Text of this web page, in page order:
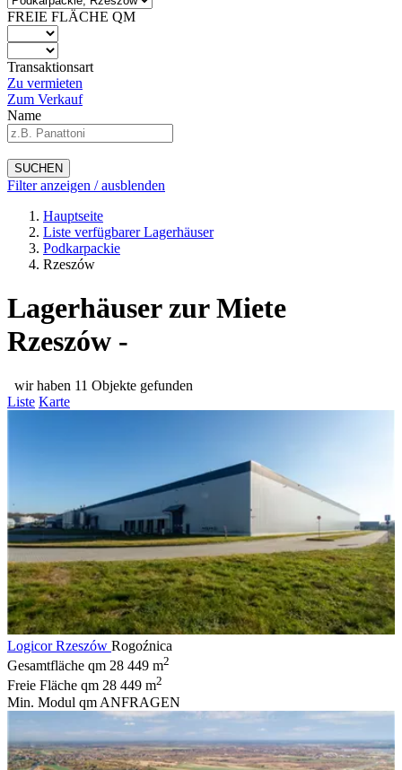
FREIE FLÄCHE QM
Transaktionsart
Zu vermieten
Zum Verkauf
Name
SUCHEN
Filter anzeigen / ausblenden
Hauptseite
Liste verfügbarer Lagerhäuser
Podkarpackie
Rzeszów
Lagerhäuser zur Miete
Rzeszów -
wir haben 11 Objekte gefunden
Liste Karte
Logicor Rzeszów Rogoźnica
Gesamtfläche qm 28 449 m2
Freie Fläche qm 28 449 m2
Min. Modul qm ANFRAGEN